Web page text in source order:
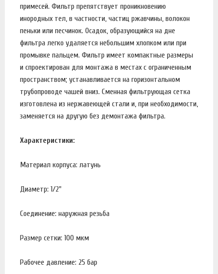
примесей. Фильтр препятствует проникновению
инородных тел, в частности, частиц ржавчины, волокон
пеньки или песчинок. Осадок, образующийся на дне
фильтра легко удаляется небольшим хлопком или при
промывке пальцем. Фильтр имеет компактные размеры
и спроектирован для монтажа в местах с ограниченным
пространством; устанавливается на горизонтальном
трубопроводе чашей вниз. Сменная фильтрующая сетка
изготовлена из нержавеющей стали и, при необходимости,
заменяется на другую без демонтажа фильтра.
Характеристики:
Материал корпуса: латунь
Диаметр: 1/2"
Соединение: наружная резьба
Размер сетки: 100 мкм
Рабочее давление: 25 бар